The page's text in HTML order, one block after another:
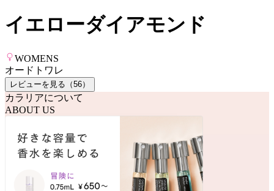
イエローダイアモンド
WOMENS
オードトワレ
レビューを見る（56）
カラリアについて
ABOUT US